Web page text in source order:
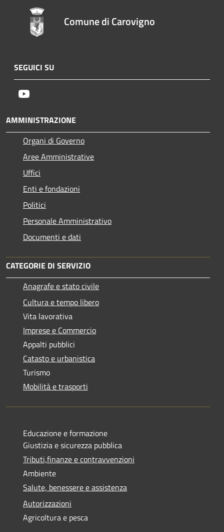
Comune di Carovigno
SEGUICI SU
AMMINISTRAZIONE
Organi di Governo
Aree Amministrative
Uffici
Enti e fondazioni
Politici
Personale Amministrativo
Documenti e dati
CATEGORIE DI SERVIZIO
Anagrafe e stato civile
Cultura e tempo libero
Vita lavorativa
Imprese e Commercio
Appalti pubblici
Catasto e urbanistica
Turismo
Mobilità e trasporti
Educazione e formazione
Giustizia e sicurezza pubblica
Tributi,finanze e contravvenzioni
Ambiente
Salute, benessere e assistenza
Autorizzazioni
Agricoltura e pesca